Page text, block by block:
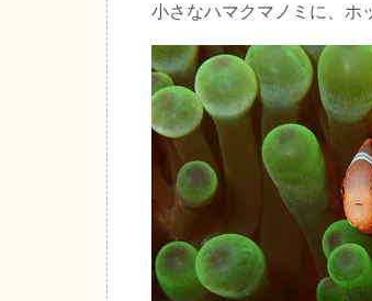
小さなハマクマノミに、ホ